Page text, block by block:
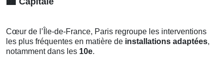
Cœur de l’Île-de-France, Paris regroupe les interventions
les plus fréquentes en matière de installations adaptées,
notamment dans les 10e.